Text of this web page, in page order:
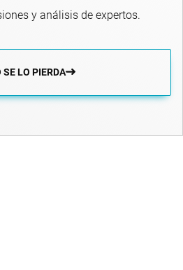
y análisis de expertos.
SE LO PIERDA